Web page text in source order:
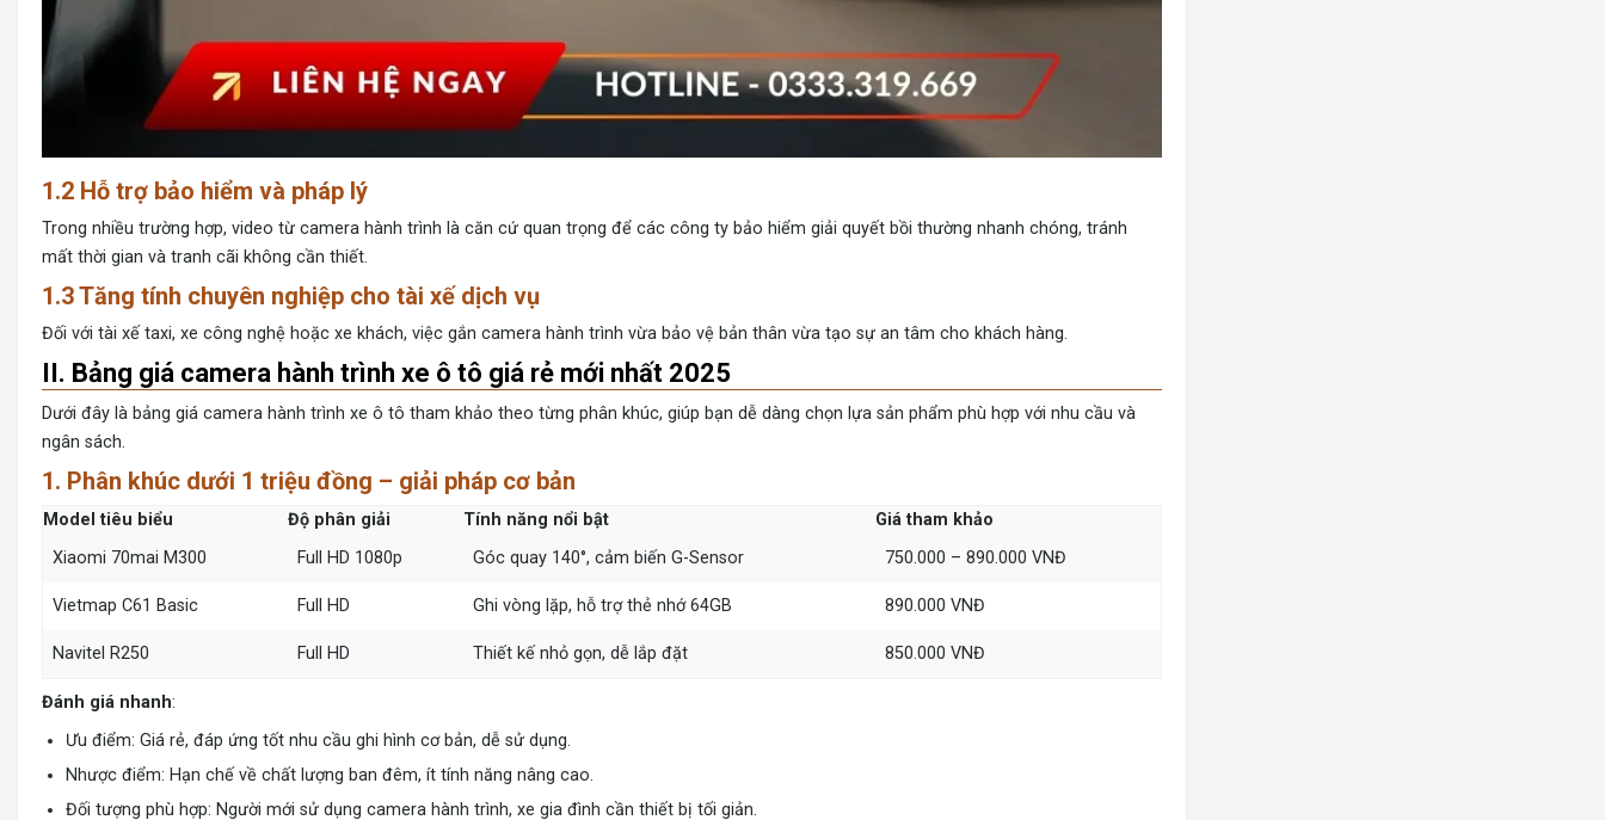
1.2 Hỗ trợ bảo hiểm và pháp lý
Trong nhiều trường hợp, video từ camera hành trình là căn cứ quan trọng để các công ty bảo hiểm giải quyết bồi thường nhanh chóng, tránh
mất thời gian và tranh cãi không cần thiết.
1.3 Tăng tính chuyên nghiệp cho tài xế dịch vụ
Đối với tài xế taxi, xe công nghệ hoặc xe khách, việc gắn camera hành trình vừa bảo vệ bản thân vừa tạo sự an tâm cho khách hàng.
II. Bảng giá camera hành trình xe ô tô giá rẻ mới nhất 2025
Dưới đây là bảng giá camera hành trình xe ô tô tham khảo theo từng phân khúc, giúp bạn dễ dàng chọn lựa sản phẩm phù hợp với nhu cầu và
ngân sách.
1. Phân khúc dưới 1 triệu đồng – giải pháp cơ bản
Model tiêu biểu Độ phân giải Tính năng nổi bật
Giá tham khảo
Xiaomi 70mai M300
Full HD 1080p Góc quay 140°, cảm biến G-Sensor 750.000 – 890.000 VNĐ
Vietmap C61 Basic Full HD Ghi vòng lặp, hỗ trợ thẻ nhớ 64GB 890.000 VNĐ
Navitel R250 Full HD Thiết kế nhỏ gọn, dễ lắp đặt 850.000 VNĐ
Đánh giá nhanh:
Ưu điểm: Giá rẻ, đáp ứng tốt nhu cầu ghi hình cơ bản, dễ sử dụng.
Nhược điểm: Hạn chế về chất lượng ban đêm, ít tính năng nâng cao.
Đối tượng phù hợp: Người mới sử dụng camera hành trình, xe gia đình cần thiết bị tối giản.